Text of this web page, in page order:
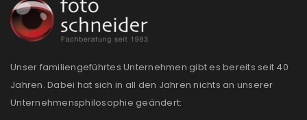
Anmeldeformular geschützt durch
Angemeldet bleiben
ANMELDEN
PASSWORT VERGESSEN?
Unser familiengeführtes Unternehmen gibt es bereits seit 40
Jahren. Dabei hat sich in all den Jahren nichts an unserer
Unternehmensphilosophie geändert: